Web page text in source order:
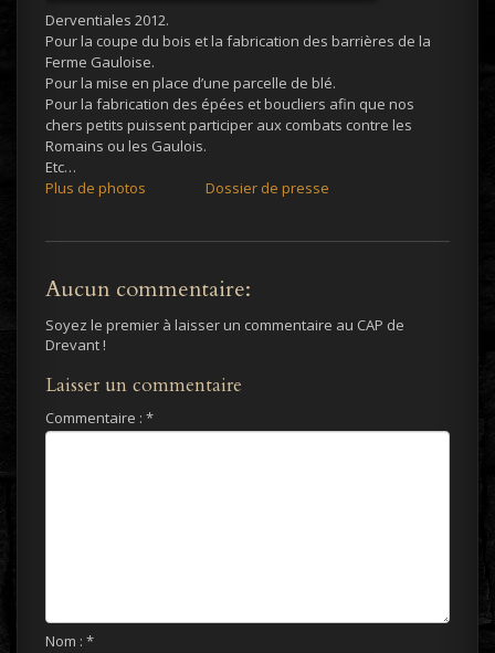
Derventiales 2012.
Pour la coupe du bois et la fabrication des barrières de la
Ferme Gauloise.
Pour la mise en place d’une parcelle de blé.
Pour la fabrication des épées et boucliers afin que nos
chers petits puissent participer aux combats contre les
Romains ou les Gaulois.
Etc…
Plus de photos
Dossier de presse
Aucun commentaire:
Soyez le premier à laisser un commentaire au CAP de
Drevant !
Laisser un commentaire
Commentaire : *
Nom : *